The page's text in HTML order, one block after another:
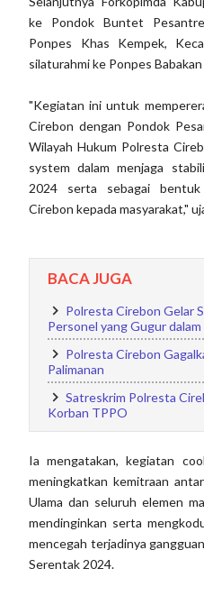
ke Pondok Buntet
Ponpes Khas Kempek,
silaturahmi ke Ponpes
"Kegiatan ini untuk
Cirebon dengan Pondok
Wilayah Hukum Polresta
system dalam menjaga
2024 serta sebagai
Cirebon kepada masyarakat,"
BACA JUGA
Polresta Cirebon Gelar
Personel yang Gugur dalam
Polresta Cirebon
Palimanan
Satreskrim Polresta
Korban TPPO
Ia mengatakan, kegiatan
meningkatkan kemitraan
Ulama dan seluruh elemen
mendinginkan serta
mencegah terjadinya
Serentak 2024.